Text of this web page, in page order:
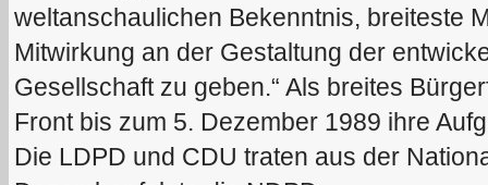
weltanschaulichen Bekenntnis, breiteste
Mitwirkung an der Gestaltung der
Gesellschaft zu geben.“ Als breites
Front bis zum 5. Dezember 1989 ihre
Die LDPD und CDU traten aus der